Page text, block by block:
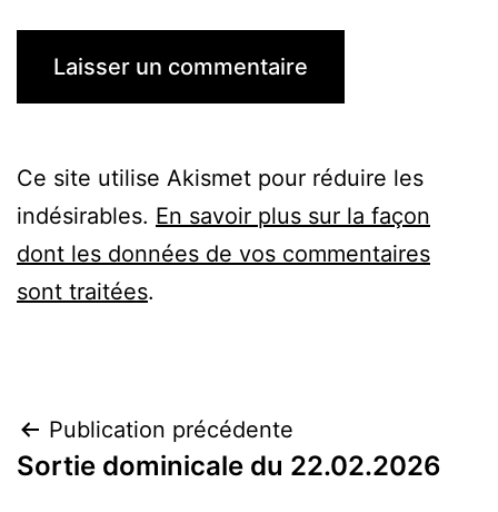
Ce site utilise Akismet pour réduire les
indésirables. En savoir plus sur la façon
dont les données de vos commentaires
sont traitées.
Navigation
de
Publication précédente
Sortie dominicale du 22.02.2026